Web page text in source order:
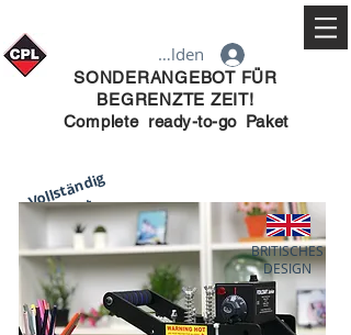
Anmelden
SONDERANGEBOT FÜR
BEGRENZTE ZEIT!
Complete ready-to-go Paket
Vollständig
Paket
£650+MwSt
für begrenzt
Zeitraum
BRITISCHES
DESIGN